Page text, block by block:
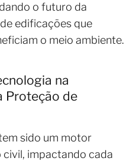
o futuro da
edificações que
o meio ambiente.
na
Proteção de
sido um motor
impactando cada